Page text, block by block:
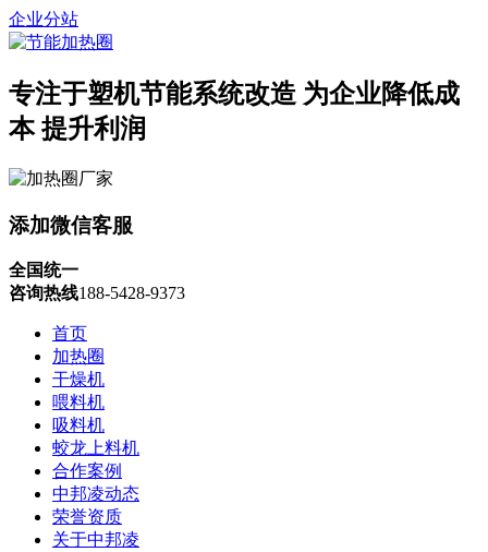
企业分站
专注于塑机节能系统改造 为企业降低成
本 提升利润
添加微信客服
全国统一
咨询热线188-5428-9373
首页
加热圈
干燥机
喂料机
吸料机
蛟龙上料机
合作案例
中邦凌动态
荣誉资质
关于中邦凌